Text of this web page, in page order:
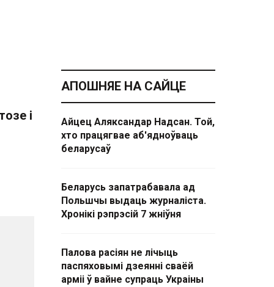
і
АПОШНЯЕ НА САЙЦЕ
Айцец Аляксандар Надсан. Той,
хто працягвае аб'ядноўваць
беларусаў
Беларусь запатрабавала ад
Польшчы выдаць журналіста.
Хронікі рэпрэсій 7 жніўня
Палова расіян не лічыць
паспяховымі дзеянні сваёй
арміі ў вайне супраць Украіны